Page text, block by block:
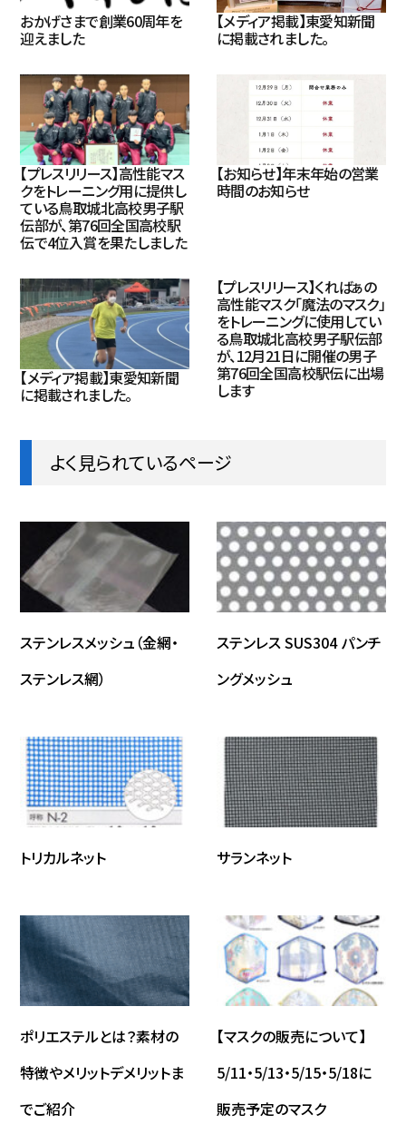
おかげさまで創業60周年を
迎えました
【メディア掲載】東愛知新聞
に掲載されました。
【プレスリリース】高性能マス
クをトレーニング用に提供し
ている鳥取城北高校男子駅
伝部が、第76回全国高校駅
伝で4位入賞を果たしました
【お知らせ】年末年始の営業
時間のお知らせ
【メディア掲載】東愛知新聞
に掲載されました。
【プレスリリース】くればぁの
高性能マスク「魔法のマスク」
をトレーニングに使用してい
る鳥取城北高校男子駅伝部
が、12月21日に開催の男子
第76回全国高校駅伝に出場
します
よく見られているページ
ステンレスメッシュ（金網・
ステンレス網）
ステンレス SUS304 パンチ
ングメッシュ
トリカルネット サランネット
ポリエステルとは？素材の
特徴やメリットデメリットま
でご紹介
【マスクの販売について】
5/11・5/13・5/15・5/18に
販売予定のマスク